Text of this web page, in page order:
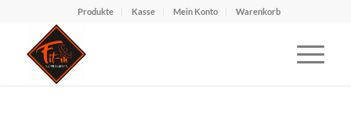
Produkte Kasse Mein Konto Warenkorb